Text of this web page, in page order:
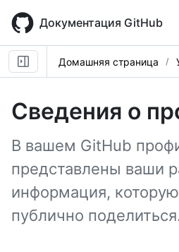
main
content
Документация GitHub
Домашняя страница
Сведения о
В вашем GitHub
представлены ваши
информация,
публично